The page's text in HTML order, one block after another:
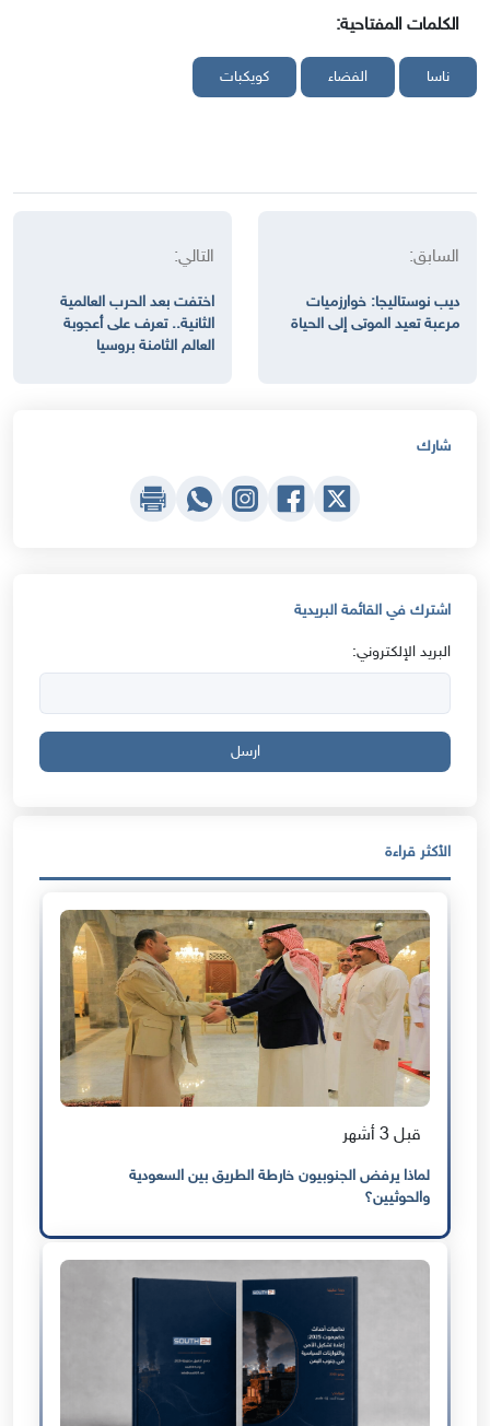
الكلمات المفتاحية:
ناسا الفضاء كويكبات
السابق:
ديب نوستاليجا: خوارزميات
مرعبة تعيد الموتى إلى الحياة
التالي:
اختفت بعد الحرب العالمية
الثانية.. تعرف على أعجوبة
العالم الثامنة بروسيا
شارك
اشترك في القائمة البريدية
البريد الإلكتروني:
ارسل
الأكثر قراءة
قبل 3 أشهر
لماذا يرفض الجنوبيون خارطة الطريق بين السعودية
والحوثيين؟